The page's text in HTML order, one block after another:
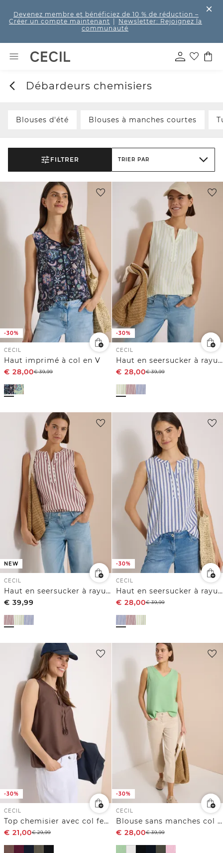
Devenez membre et bénéficiez de 10 % de réduction –
Créer un compte maintenant
Newsletter: Rejoignez la
communauté
Débardeurs chemisiers
Blouses d'été Blouses à manches courtes
FILTRER TRIER PAR
-30%
CECIL
Haut imprimé à col en V
€ 28,00€39,99
-30%
CECIL
Haut en seersucker à rayures
€ 28,00€39,99
NEW
CECIL
Haut en seersucker à rayures
€ 39,99
-30%
CECIL
Haut en seersucker à rayures
€ 28,00€39,99
-30%
CECIL
Top chemisier avec col fendu et rubans
€ 21,00€29,99
-30%
CECIL
Blouse sans manches col V en gaze de coton
€ 28,00€39,99